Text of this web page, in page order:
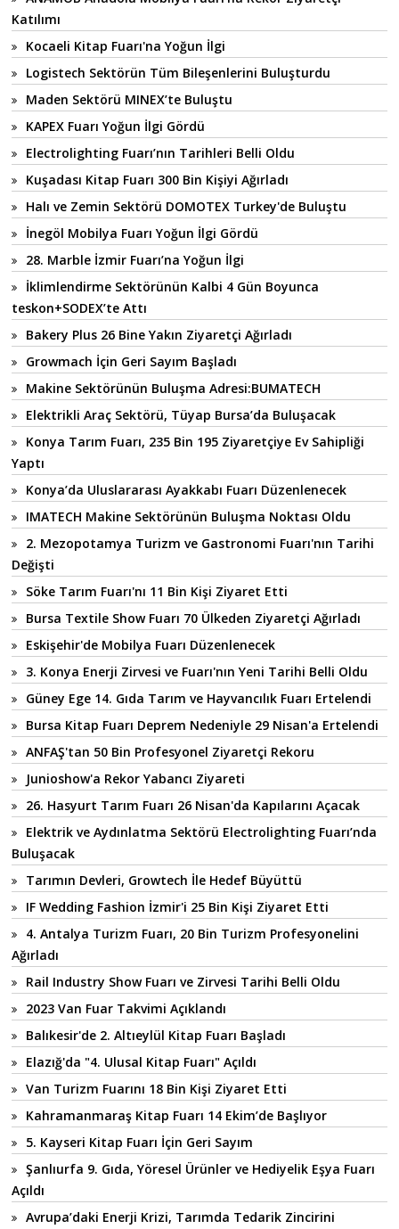
Katılımı
Kocaeli Kitap Fuarı'na Yoğun İlgi
Logistech Sektörün Tüm Bileşenlerini Buluşturdu
Maden Sektörü MINEX’te Buluştu
KAPEX Fuarı Yoğun İlgi Gördü
Electrolighting Fuarı’nın Tarihleri Belli Oldu
Kuşadası Kitap Fuarı 300 Bin Kişiyi Ağırladı
Halı ve Zemin Sektörü DOMOTEX Turkey'de Buluştu
İnegöl Mobilya Fuarı Yoğun İlgi Gördü
28. Marble İzmir Fuarı’na Yoğun İlgi
İklimlendirme Sektörünün Kalbi 4 Gün Boyunca
teskon+SODEX’te Attı
Bakery Plus 26 Bine Yakın Ziyaretçi Ağırladı
Growmach İçin Geri Sayım Başladı
Makine Sektörünün Buluşma Adresi:BUMATECH
Elektrikli Araç Sektörü, Tüyap Bursa’da Buluşacak
Konya Tarım Fuarı, 235 Bin 195 Ziyaretçiye Ev Sahipliği
Yaptı
Konya’da Uluslararası Ayakkabı Fuarı Düzenlenecek
IMATECH Makine Sektörünün Buluşma Noktası Oldu
2. Mezopotamya Turizm ve Gastronomi Fuarı'nın Tarihi
Değişti
Söke Tarım Fuarı'nı 11 Bin Kişi Ziyaret Etti
Bursa Textile Show Fuarı 70 Ülkeden Ziyaretçi Ağırladı
Eskişehir'de Mobilya Fuarı Düzenlenecek
3. Konya Enerji Zirvesi ve Fuarı'nın Yeni Tarihi Belli Oldu
Güney Ege 14. Gıda Tarım ve Hayvancılık Fuarı Ertelendi
Bursa Kitap Fuarı Deprem Nedeniyle 29 Nisan'a Ertelendi
ANFAŞ'tan 50 Bin Profesyonel Ziyaretçi Rekoru
Junioshow'a Rekor Yabancı Ziyareti
26. Hasyurt Tarım Fuarı 26 Nisan'da Kapılarını Açacak
Elektrik ve Aydınlatma Sektörü Electrolighting Fuarı’nda
Buluşacak
Tarımın Devleri, Growtech İle Hedef Büyüttü
IF Wedding Fashion İzmir'i 25 Bin Kişi Ziyaret Etti
4. Antalya Turizm Fuarı, 20 Bin Turizm Profesyonelini
Ağırladı
Rail Industry Show Fuarı ve Zirvesi Tarihi Belli Oldu
2023 Van Fuar Takvimi Açıklandı
Balıkesir'de 2. Altıeylül Kitap Fuarı Başladı
Elazığ'da "4. Ulusal Kitap Fuarı" Açıldı
Van Turizm Fuarını 18 Bin Kişi Ziyaret Etti
Kahramanmaraş Kitap Fuarı 14 Ekim’de Başlıyor
5. Kayseri Kitap Fuarı İçin Geri Sayım
Şanlıurfa 9. Gıda, Yöresel Ürünler ve Hediyelik Eşya Fuarı
Açıldı
Avrupa’daki Enerji Krizi, Tarımda Tedarik Zincirini